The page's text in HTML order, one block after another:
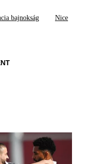
bajnokság Nice